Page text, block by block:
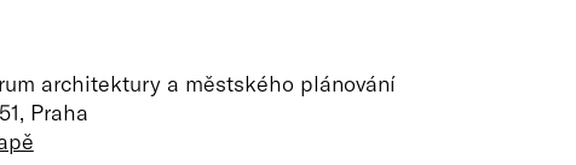
architektury a městského plánování
Praha